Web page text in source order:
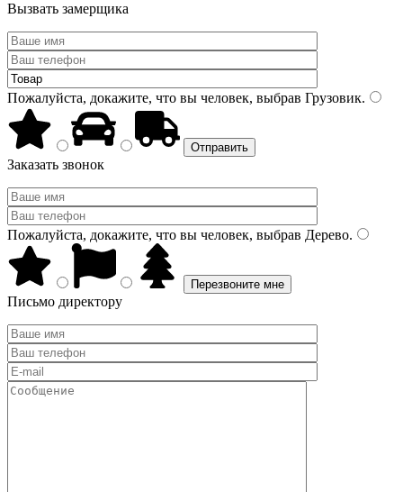
Вызвать замерщика
Пожалуйста, докажите, что вы человек, выбрав Грузовик.
Заказать звонок
Пожалуйста, докажите, что вы человек, выбрав Дерево.
Письмо директору